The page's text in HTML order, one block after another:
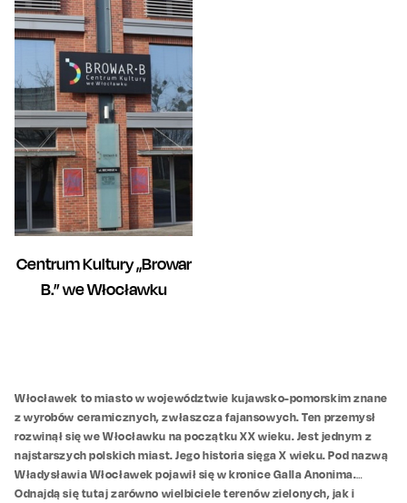
Centrum Kultury „Browar
B.” we Włocławku
Włocławek to miasto w województwie kujawsko-pomorskim znane
z wyrobów ceramicznych, zwłaszcza fajansowych. Ten przemysł
rozwinął się we Włocławku na początku XX wieku. Jest jednym z
najstarszych polskich miast. Jego historia sięga X wieku. Pod nazwą
Władysławia Włocławek pojawił się w kronice Galla Anonima.
Odnajdą się tutaj zarówno wielbiciele terenów zielonych, jak i